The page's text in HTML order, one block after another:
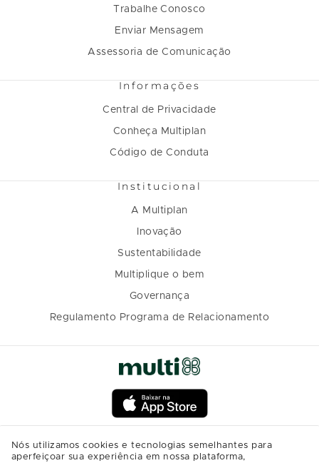
Trabalhe Conosco
Enviar Mensagem
Assessoria de Comunicação
Informações
Central de Privacidade
Conheça Multiplan
Código de Conduta
Institucional
A Multiplan
Inovação
Sustentabilidade
Multiplique o bem
Governança
Regulamento Programa de Relacionamento
Nós utilizamos cookies e tecnologias semelhantes para
aperfeiçoar sua experiência em nossa plataforma,